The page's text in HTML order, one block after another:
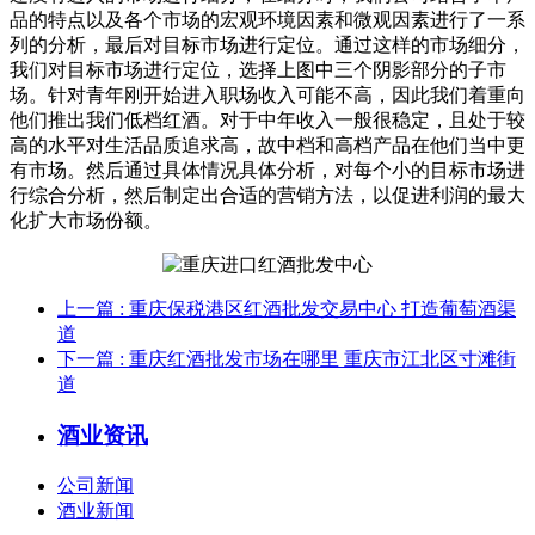
品的特点以及各个市场的宏观环境因素和微观因素进行了一系
列的分析，最后对目标市场进行定位。通过这样的市场细分，
我们对目标市场进行定位，选择上图中三个阴影部分的子市
场。针对青年刚开始进入职场收入可能不高，因此我们着重向
他们推出我们低档红酒。对于中年收入一般很稳定，且处于较
高的水平对生活品质追求高，故中档和高档产品在他们当中更
有市场。然后通过具体情况具体分析，对每个小的目标市场进
行综合分析，然后制定出合适的营销方法，以促进利润的最大
化扩大市场份额。
上一篇 : 重庆保税港区红酒批发交易中心 打造葡萄酒渠
道
下一篇 : 重庆红酒批发市场在哪里 重庆市江北区寸滩街
道
酒业资讯
公司新闻
酒业新闻